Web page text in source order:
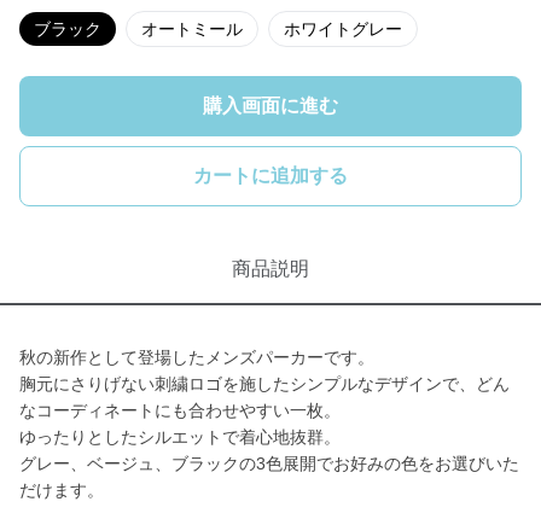
ブラック オートミール ホワイトグレー
購入画面に進む
カートに追加する
商品説明
秋の新作として登場したメンズパーカーです。
胸元にさりげない刺繍ロゴを施したシンプルなデザインで、どん
なコーディネートにも合わせやすい一枚。
ゆったりとしたシルエットで着心地抜群。
グレー、ベージュ、ブラックの3色展開でお好みの色をお選びいた
だけます。